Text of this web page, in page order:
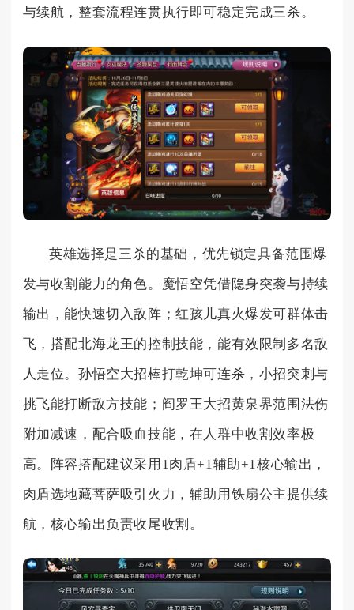
与续航，整套流程连贯执行即可稳定完成三杀。
英雄选择是三杀的基础，优先锁定具备范围爆
发与收割能力的角色。魔悟空凭借隐身突袭与持续
输出，能快速切入敌阵；红孩儿真火爆发可群体击
飞，搭配北海龙王的控制技能，能有效限制多名敌
人走位。孙悟空大招棒打乾坤可连杀，小招突刺与
挑飞能打断敌方技能；阎罗王大招黄泉界范围法伤
附加减速，配合吸血技能，在人群中收割效率极
高。阵容搭配建议采用1肉盾+1辅助+1核心输出，
肉盾选地藏菩萨吸引火力，辅助用铁扇公主提供续
航，核心输出负责收尾收割。